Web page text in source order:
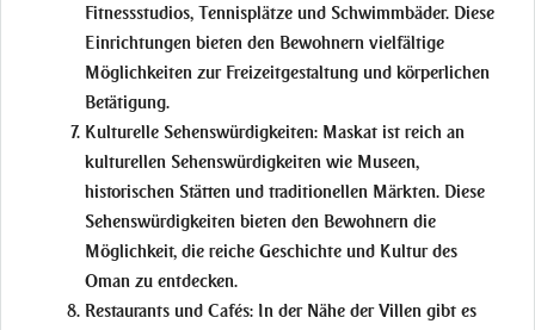
Fitnessstudios, Tennisplätze und Schwimmbäder. Diese
Einrichtungen bieten den Bewohnern vielfältige
Möglichkeiten zur Freizeitgestaltung und körperlichen
Betätigung.
Kulturelle Sehenswürdigkeiten: Maskat ist reich an
kulturellen Sehenswürdigkeiten wie Museen,
historischen Stätten und traditionellen Märkten. Diese
Sehenswürdigkeiten bieten den Bewohnern die
Möglichkeit, die reiche Geschichte und Kultur des
Oman zu entdecken.
Restaurants und Cafés: In der Nähe der Villen gibt es